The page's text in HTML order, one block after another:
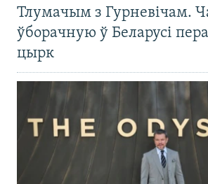
Тлумачым з Гурневічам.
ўборачную ў Беларусі
цырк